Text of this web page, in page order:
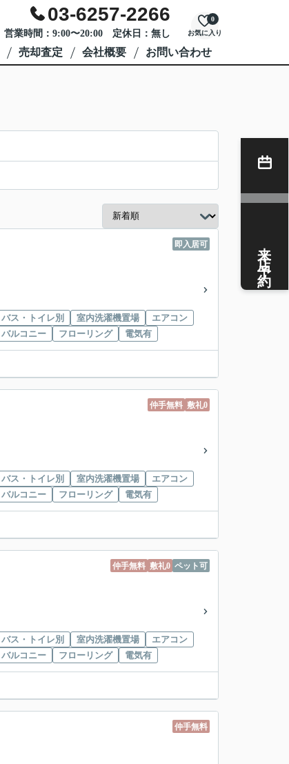
03-6257-2266
営業時間：9:00〜20:00 定休日：無し お気に入り
0
売却査定 会社概要 お問い合わせ
即入居可
バス・トイレ別
室内洗濯機置場
エアコン
バルコニー
フローリング 電気有
仲手無料 敷礼0
バス・トイレ別
室内洗濯機置場
エアコン
バルコニー
フローリング 電気有
仲手無料 敷礼0 ペット可
バス・トイレ別
室内洗濯機置場
エアコン
バルコニー
フローリング 電気有
仲手無料
来店予約